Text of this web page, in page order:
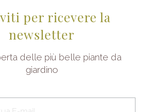
per ricevere la
newsletter
delle più belle piante da
giardino